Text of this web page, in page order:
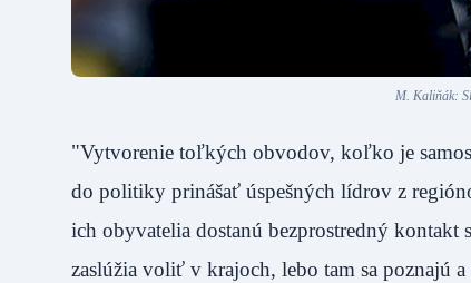
M. Kaliňák:
"Vytvorenie toľkých obvodov, koľko je
do politiky prinášať úspešných lídrov z
ich obyvatelia dostanú bezprostredný
zaslúžia voliť v krajoch, lebo tam sa